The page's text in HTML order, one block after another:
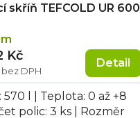
skříň TEFCOLD UR 600
bez DPH
Kč Detail
570 l | Teplota: 0 až +8
polic: 3 ks | Rozměr